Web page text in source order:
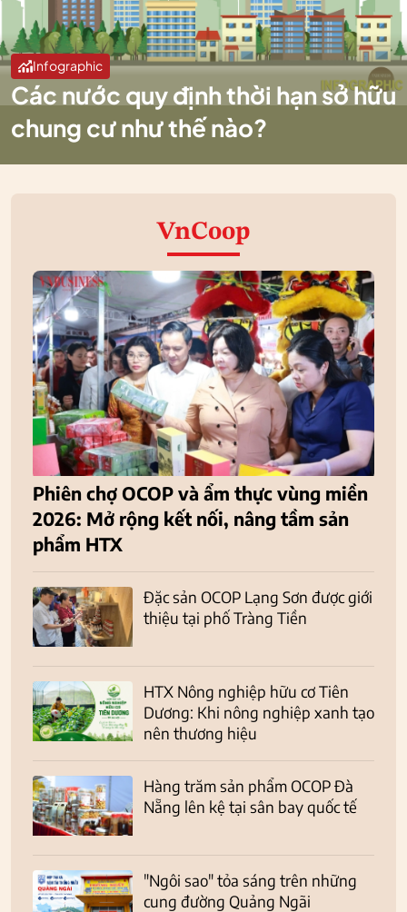
Infographic
Các nước quy định thời hạn sở hữu
chung cư như thế nào?
VnCoop
Phiên chợ OCOP và ẩm thực vùng miền
2026: Mở rộng kết nối, nâng tầm sản
phẩm HTX
Đặc sản OCOP Lạng Sơn được giới
thiệu tại phố Tràng Tiền
HTX Nông nghiệp hữu cơ Tiên
Dương: Khi nông nghiệp xanh tạo
nên thương hiệu
Hàng trăm sản phẩm OCOP Đà
Nẵng lên kệ tại sân bay quốc tế
"Ngôi sao" tỏa sáng trên những
cung đường Quảng Ngãi